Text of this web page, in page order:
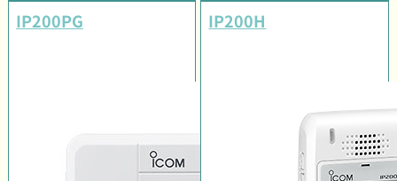
IP200PG IP200H